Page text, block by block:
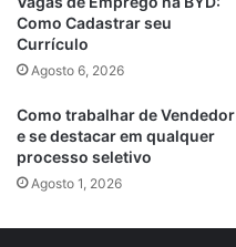
Como Cadastrar seu
Currículo
Agosto 6, 2026
Como trabalhar de Vendedor
e se destacar em qualquer
processo seletivo
Agosto 1, 2026